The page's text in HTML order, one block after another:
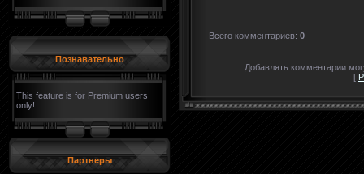
Познавательно
This feature is for Premium users
only!
Партнеры
Всего комментариев: 0
Добавлять комментарии
[